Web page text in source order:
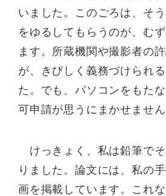
いました。このごろは、そ
をゆるしてもらうのが、む
ます。所蔵機関や撮影者の
が、きびしく義務づけられ
た。でも、パソコンをもた
可申請が思うにまかせません
けっきょく、私は鉛筆でそ
りました。論文には、私の
画を掲載しています。これ